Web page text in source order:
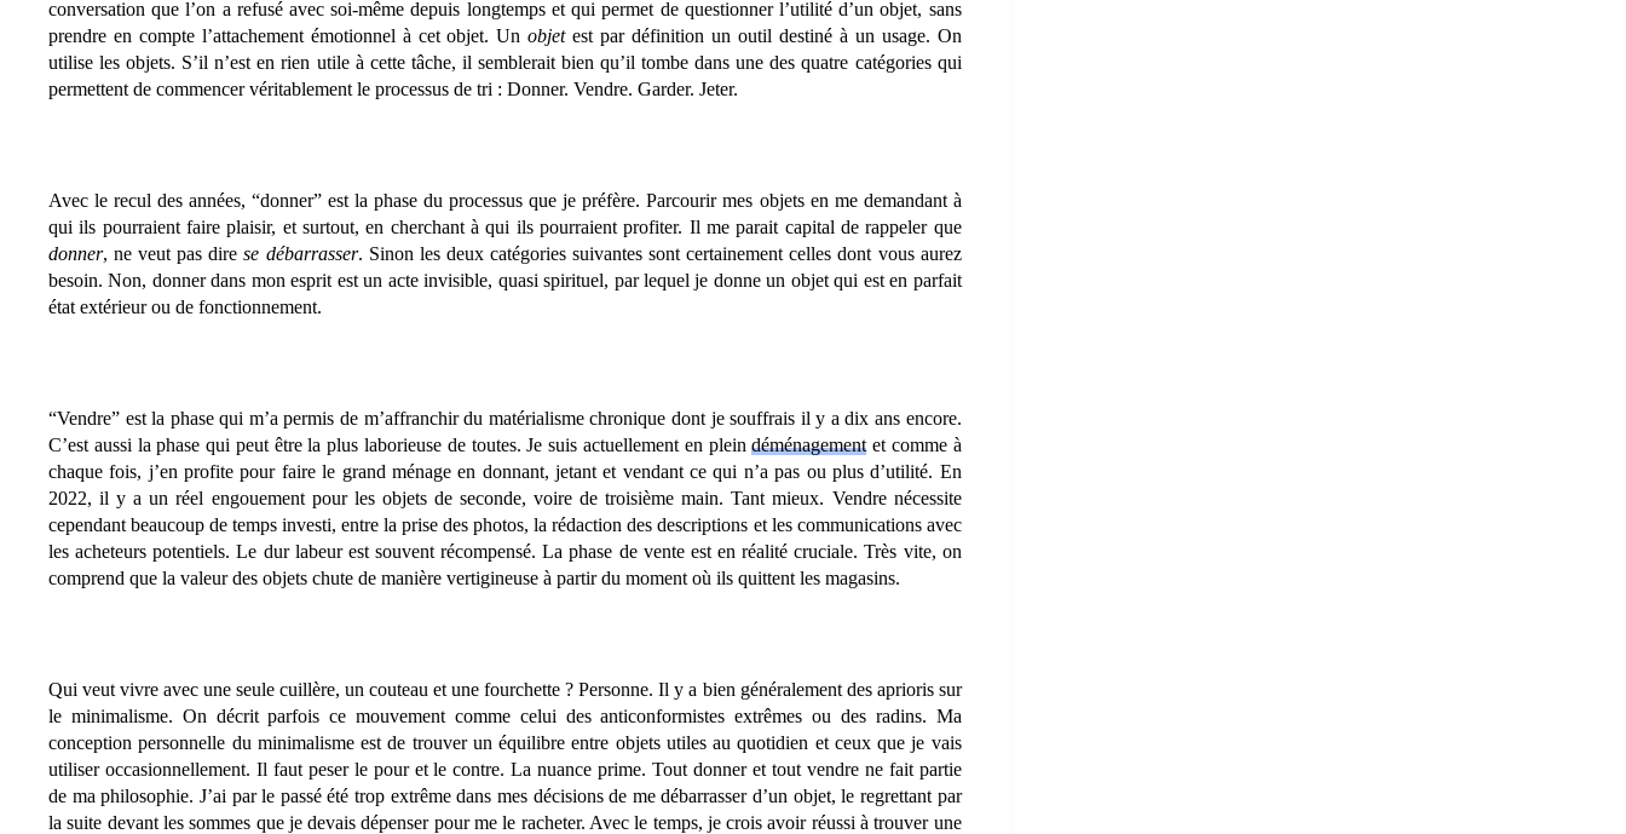
conversation que l’on a refusé avec soi-même depuis longtemps et qui permet de questionner l’utilité d’un objet, sans
prendre en compte l’attachement émotionnel à cet objet. Unobjetest par définition un outil destiné à un usage. On
utilise les objets. S’il n’est en rien utile à cette tâche, il semblerait bien qu’il tombe dans une des quatre catégories qui
permettent de commencer véritablement le processus de tri : Donner. Vendre. Garder. Jeter.
Avec le recul des années, “donner” est la phase du processus que je préfère. Parcourir mes objets en me demandant à
qui ils pourraient faire plaisir, et surtout, en cherchant à qui ils pourraient profiter. Il me parait capital de rappeler que
donner, ne veut pas direse débarrasser. Sinon les deux catégories suivantes sont certainement celles dont vous aurez
besoin. Non, donner dans mon esprit est un acte invisible, quasi spirituel, par lequel je donne un objet qui est en parfait
état extérieur ou de fonctionnement.
“Vendre” est la phase qui m’a permis de m’affranchir du matérialisme chronique dont je souffrais il y a dix ans encore.
C’est aussi la phase qui peut être la plus laborieuse de toutes. Je suis actuellement en pleindéménagement et comme à
chaque fois, j’en profite pour faire le grand ménage en donnant, jetant et vendant ce qui n’a pas ou plus d’utilité. En
2022, il y a un réel engouement pour les objets de seconde, voire de troisième main. Tant mieux. Vendre nécessite
cependant beaucoup de temps investi, entre la prise des photos, la rédaction des descriptions et les communications avec
les acheteurs potentiels. Le dur labeur est souvent récompensé. La phase de vente est en réalité cruciale. Très vite, on
comprend que la valeur des objets chute de manière vertigineuse à partir du moment où ils quittent les magasins.
Qui veut vivre avec une seule cuillère, un couteau et une fourchette ? Personne. Il y a bien généralement des aprioris sur
le minimalisme. On décrit parfois ce mouvement comme celui des anticonformistes extrêmes ou des radins. Ma
conception personnelle du minimalisme est de trouver un équilibre entre objets utiles au quotidien et ceux que je vais
utiliser occasionnellement. Il faut peser le pour et le contre. La nuance prime. Tout donner et tout vendre ne fait partie
de ma philosophie. J’ai par le passé été trop extrême dans mes décisions de me débarrasser d’un objet, le regrettant par
la suite devant les sommes que je devais dépenser pour me le racheter. Avec le temps, je crois avoir réussi à trouver une